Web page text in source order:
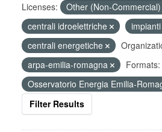
Licenses: Other (Non-Commercial)
centrali idroelettriche
impianti
centrali energetiche
arpa-emilia-romagna
Formats:
Osservatorio Energia Emilia-
Filter Results